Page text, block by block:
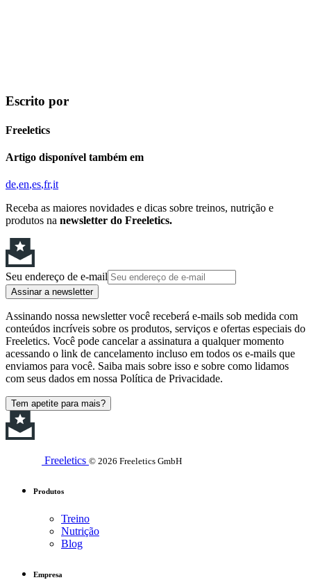
Escrito por
Freeletics
Artigo disponível também em
de en es fr it
Receba as maiores novidades e dicas sobre treinos, nutrição e
produtos na newsletter do Freeletics.
Seu endereço de e-mail
Assinar a newsletter
Assinando nossa newsletter você receberá e-mails sob medida com
conteúdos incríveis sobre os produtos, serviços e ofertas especiais do
Freeletics. Você pode cancelar a assinatura a qualquer momento
acessando o link de cancelamento incluso em todos os e-mails que
enviamos para você. Saiba mais sobre isso e sobre como lidamos
com seus dados em nossa Política de Privacidade.
Tem apetite para mais?
Freeletics © 2026 Freeletics GmbH
Produtos
Treino
Nutrição
Blog
Empresa